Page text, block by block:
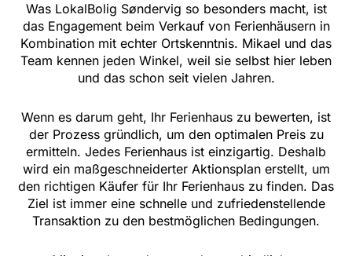
Was LokalBolig Søndervig so besonders macht, ist
das Engagement beim Verkauf von Ferienhäusern in
Kombination mit echter Ortskenntnis. Mikael und das
Team kennen jeden Winkel, weil sie selbst hier leben
und das schon seit vielen Jahren.
Wenn es darum geht, Ihr Ferienhaus zu bewerten, ist
der Prozess gründlich, um den optimalen Preis zu
ermitteln. Jedes Ferienhaus ist einzigartig. Deshalb
wird ein maßgeschneiderter Aktionsplan erstellt, um
den richtigen Käufer für Ihr Ferienhaus zu finden. Das
Ziel ist immer eine schnelle und zufriedenstellende
Transaktion zu den bestmöglichen Bedingungen.